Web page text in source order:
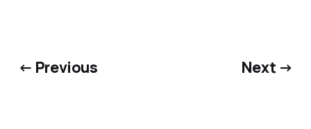
← Previous Next →